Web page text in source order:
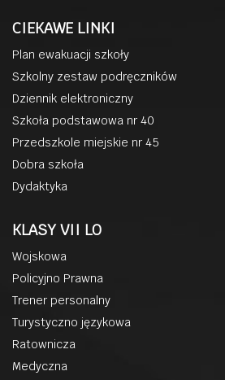
CIEKAWE LINKI
Plan ewakuacji szkoły
Szkolny zestaw podręczników
Dziennik elektroniczny
Szkoła podstawowa nr 40
Przedszkole miejskie nr 45
Dobra szkoła
Dydaktyka
KLASY VII LO
Wojskowa
Policyjno Prawna
Trener personalny
Turystyczno językowa
Ratownicza
Medyczna